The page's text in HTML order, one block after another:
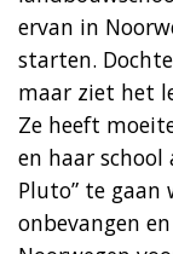
ervan in
starten.
maar ziet het
Ze heeft
en haar
Pluto” te gaan
onbevangen